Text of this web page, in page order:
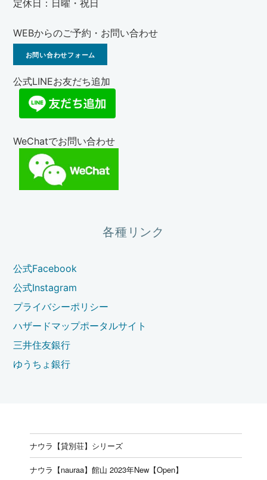
定休日：日曜・祝日
WEBからのご予約・お問い合わせ
お問い合わせフォーム
公式LINEお友だち追加
WeChatでお問い合わせ
各種リンク
公式Facebook
公式Instagram
プライバシーポリシー
ハザードマップポータルサイト
三井住友銀行
ゆうちょ銀行
ナウラ【貸別荘】シリーズ
ナウラ【nauraa】館山 2023年New【Open】